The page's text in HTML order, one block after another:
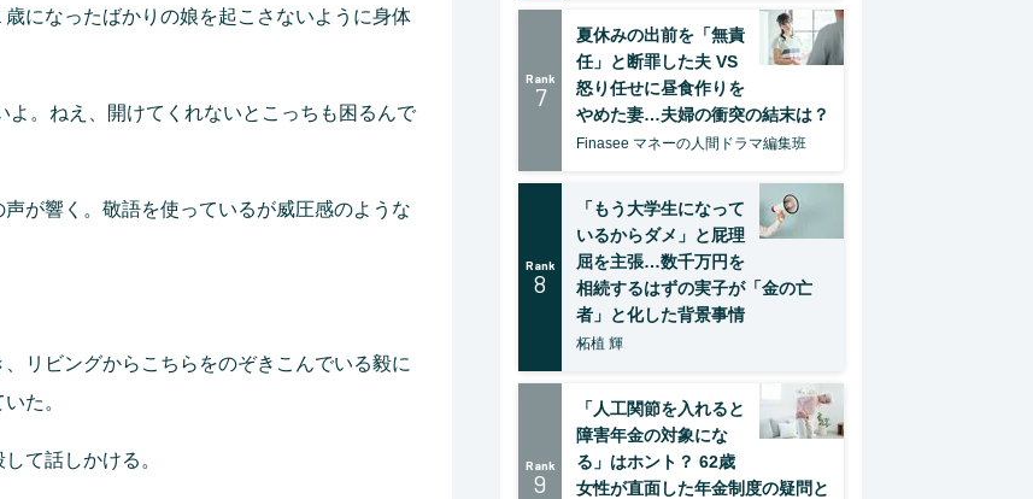
になったばかりの娘を起こさないように身体
よ。ねえ、開けてくれないとこっちも困るんで
が響く。敬語を使っているが威圧感のような
リビングからこちらをのぞきこんでいる毅に
た。
て話しかける。
Rank
7
夏休みの出前を「無責
任」と断罪した夫 VS
怒り任せに昼食作りを
やめた妻…夫婦の衝突の結末は？
Finasee マネーの人間ドラマ編集班
Rank
8
「もう大学生になって
いるからダメ」と屁理
屈を主張…数千万円を
相続するはずの実子が「金の亡
者」と化した背景事情
柘植 輝
Rank
9
「人工関節を入れると
障害年金の対象にな
る」はホント？ 62歳
女性が直面した年金制度の疑問と